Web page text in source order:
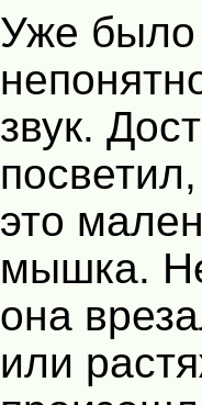
Уже было
звук.
это
мышка.
она
или